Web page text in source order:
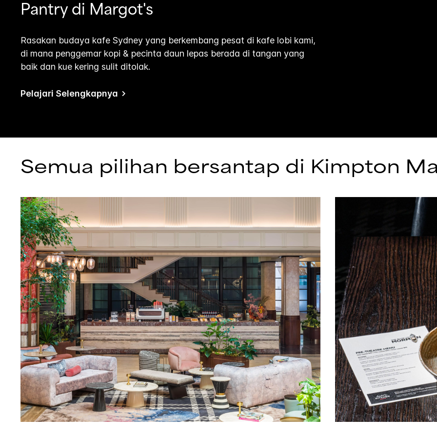
Pantry di Margot's
Rasakan budaya kafe Sydney yang berkembang pesat di kafe lobi kami,
di mana penggemar kopi & pecinta daun lepas berada di tangan yang
baik dan kue kering sulit ditolak.
Pelajari Selengkapnya
Semua pilihan bersantap di Kimpton